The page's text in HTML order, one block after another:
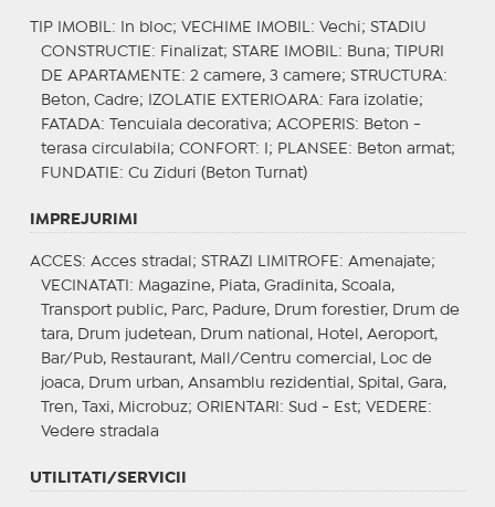
TIP IMOBIL : In bloc; VECHIME IMOBIL : Vechi; STADIU
CONSTRUCTIE : Finalizat; STARE IMOBIL : Buna;
TIPURI
DE APARTAMENTE : 2 camere, 3 camere; STRUCTURA:
Beton, Cadre;
IZOLATIE EXTERIOARA: Fara izolatie;
FATADA: Tencuiala decorativa; ACOPERIS: Beton -
terasa circulabila; CONFORT : I; PLANSEE : Beton armat;
FUNDATIE : Cu Ziduri (Beton Turnat)
IMPREJURIMI
ACCES: Acces stradal; STRAZI LIMITROFE : Amenajate;
VECINATATI : Magazine, Piata, Gradinita, Scoala,
Transport public, Parc, Padure, Drum forestier, Drum de
tara, Drum judetean, Drum national, Hotel, Aeroport,
Bar/Pub, Restaurant, Mall/Centru comercial, Loc de
joaca, Drum urban, Ansamblu rezidential, Spital, Gara,
Tren, Taxi, Microbuz; ORIENTARI : Sud - Est; VEDERE :
Vedere stradala
UTILITATI/SERVICII